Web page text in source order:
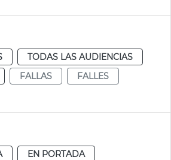
TODAS LAS AUDIENCIAS
FALLAS
FALLES
EN PORTADA